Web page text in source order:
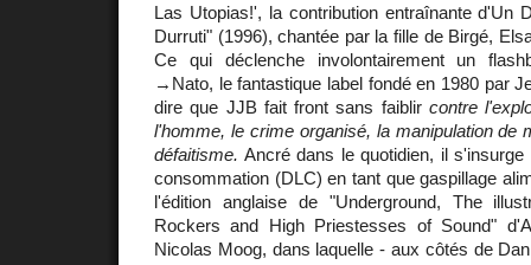
Las Utopias!', la contribution entraînante d'Un
Durruti" (1996), chantée par la fille de Birgé,
Ce qui déclenche involontairement un
→Nato, le fantastique label fondé en 1980 par
dire que JJB fait front sans faiblir contre
l'homme, le crime organisé, la manipulation de
défaitisme. Ancré dans le quotidien, il
consommation (DLC) en tant que gaspillage
l'édition anglaise de "Underground, The
Rockers and High Priestesses of Sound"
Nicolas Moog, dans laquelle - aux côtés de